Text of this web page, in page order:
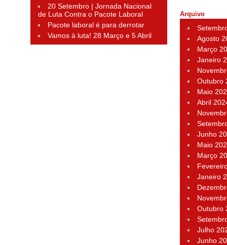
20 Setembro | Jornada Nacional
de Luta Contra o Pacote Laboral
Pacote laboral é para derrotar
Vamos à luta! 28 Março e 5 Abril
Arquivo
Agosto
Março
Janeiro
Outubro
Maio
Abril
Junho
Maio
Março
Janeiro
Outubro
Julho
Junho